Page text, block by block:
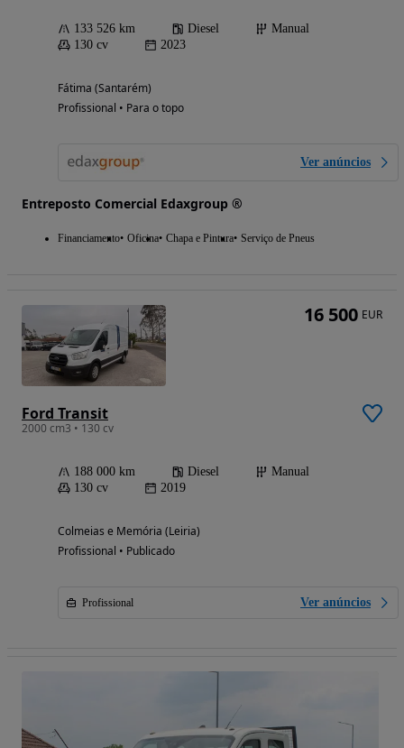
133 526 km Diesel
Manual
130 cv
2023
Fátima (Santarém)
Profissional • Para o topo
Ver anúncios
Entreposto Comercial Edaxgroup ®
Financiamento Oficina Chapa e Pintura Serviço de Pneus
Ford Transit
2000 cm3 • 130 cv
188 000 km Diesel
Manual
130 cv
2019
Colmeias e Memória (Leiria)
Profissional • Publicado
Profissional Ver anúncios
16 500 EUR